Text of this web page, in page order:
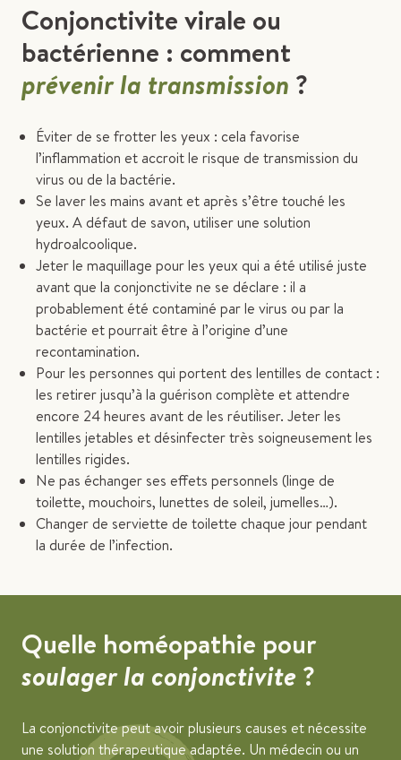
Conjonctivite virale ou
bactérienne : comment
prévenir la transmission ?
Éviter de se frotter les yeux : cela favorise
l’inflammation et accroit le risque de transmission du
virus ou de la bactérie.
Se laver les mains avant et après s’être touché les
yeux. A défaut de savon, utiliser une solution
hydroalcoolique.
Jeter le maquillage pour les yeux qui a été utilisé juste
avant que la conjonctivite ne se déclare : il a
probablement été contaminé par le virus ou par la
bactérie et pourrait être à l’origine d’une
recontamination.
Pour les personnes qui portent des lentilles de contact :
les retirer jusqu’à la guérison complète et attendre
encore 24 heures avant de les réutiliser. Jeter les
lentilles jetables et désinfecter très soigneusement les
lentilles rigides.
Ne pas échanger ses effets personnels (linge de
toilette, mouchoirs, lunettes de soleil, jumelles…).
Changer de serviette de toilette chaque jour pendant
la durée de l’infection.
Quelle homéopathie pour
soulager la conjonctivite?
La conjonctivite peut avoir plusieurs causes et nécessite
une solution thérapeutique adaptée. Un médecin ou un